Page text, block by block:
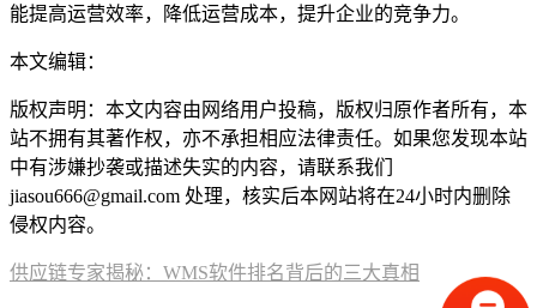
能提高运营效率，降低运营成本，提升企业的竞争力。
本文编辑：
版权声明：本文内容由网络用户投稿，版权归原作者所有，本
站不拥有其著作权，亦不承担相应法律责任。如果您发现本站
中有涉嫌抄袭或描述失实的内容，请联系我们
jiasou666@gmail.com 处理，核实后本网站将在24小时内删除
侵权内容。
供应链专家揭秘：WMS软件排名背后的三大真相